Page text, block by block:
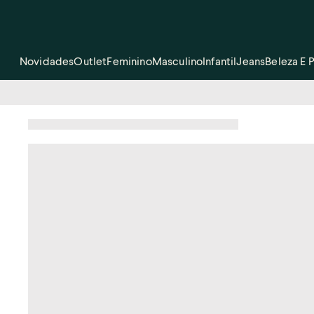
NovidadesOutletFemininoMasculinoInfantilJeansBeleza E